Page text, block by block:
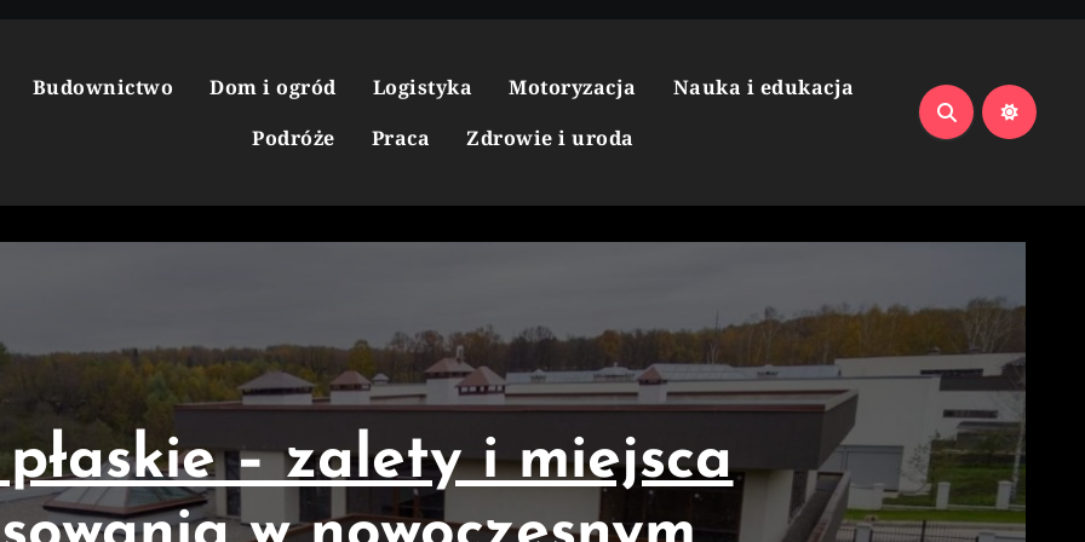
Budownictwo Dom i ogród Logistyka Motoryzacja
Nauka i edukacja
Podróże
Praca Zdrowie i uroda
– zalety i miejsca